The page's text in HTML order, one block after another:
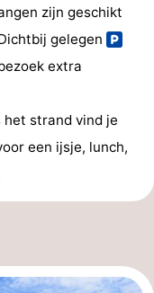
zijn geschikt
gelegen
extra
het strand vind je
een ijsje, lunch,